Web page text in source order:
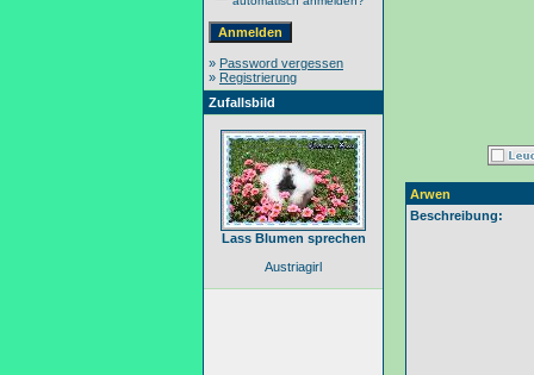
» Password vergessen
» Registrierung
Zufallsbild
Lass Blumen sprechen
Austriagirl
Arwen
Beschreibung: